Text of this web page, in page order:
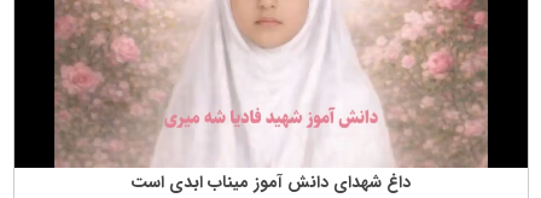
داغ شهدای دانش آموز میناب ابدی است